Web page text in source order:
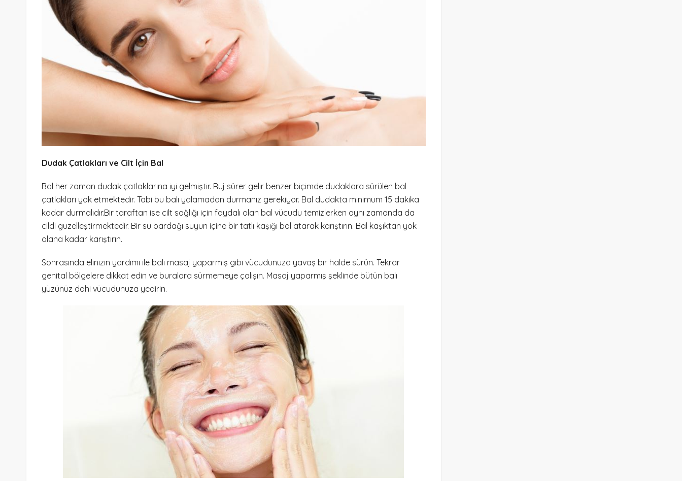
Dudak Çatlakları ve Cilt İçin Bal
Bal her zaman dudak çatlaklarına iyi gelmiştir. Ruj sürer gelir benzer biçimde dudaklara sürülen bal
çatlakları yok etmektedir. Tabi bu balı yalamadan durmanız gerekiyor. Bal dudakta minimum 15 dakika
kadar durmalıdır.Bir taraftan ise cilt sağlığı için faydalı olan bal vücudu temizlerken aynı zamanda da
cildi güzelleştirmektedir. Bir su bardağı suyun içine bir tatlı kaşığı bal atarak karıştırın. Bal kaşıktan yok
olana kadar karıştırın.
Sonrasında elinizin yardımı ile balı masaj yaparmış gibi vücudunuza yavaş bir halde sürün. Tekrar
genital bölgelere dikkat edin ve buralara sürmemeye çalışın. Masaj yaparmış şeklinde bütün balı
yüzünüz dahi vücudunuza yedirin.